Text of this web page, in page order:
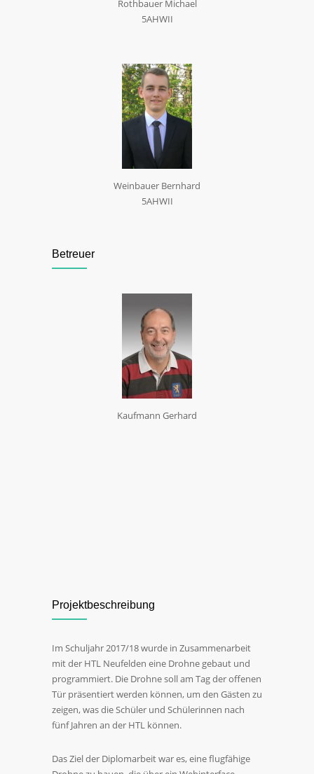
Rothbauer Michael
5AHWII
Weinbauer Bernhard
5AHWII
Betreuer
Kaufmann Gerhard
Projektbeschreibung
Im Schuljahr 2017/18 wurde in Zusammenarbeit
mit der HTL Neufelden eine Drohne gebaut und
programmiert. Die Drohne soll am Tag der offenen
Tür präsentiert werden können, um den Gästen zu
zeigen, was die Schüler und Schülerinnen nach
fünf Jahren an der HTL können.
Das Ziel der Diplomarbeit war es, eine flugfähige